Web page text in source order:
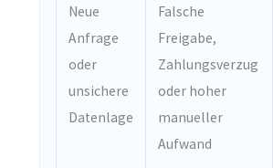
Neue
Anfrage
oder
unsichere
Datenlage
Falsche
Freigabe,
Zahlungsverzug
oder hoher
manueller
Aufwand